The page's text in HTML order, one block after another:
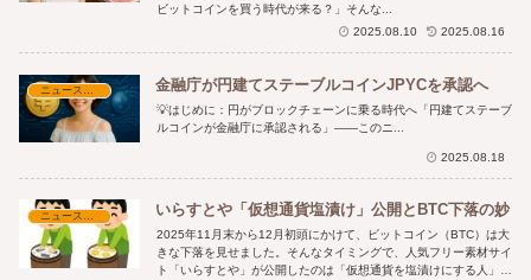
ビットコインを買う時代が来る？」そんな...
2025.08.10
2025.08.16
金融庁が円建てステーブルコインJPYCを承認へ
💡はじめに：円がブロックチェーンに乗る時代へ「円建てステーブ
ルコインが金融庁に承認される」——このニ...
2025.08.18
いらすとや「仮想通貨塩漬け」公開とBTC下落の妙
2025年11月末から12月初頭にかけて、ビットコイン（BTC）は大
きな下落を見せました。そんなタイミングで、人気フリー素材サイ
ト「いらすとや」が公開したのは「仮想通貨を塩漬けにする人」の